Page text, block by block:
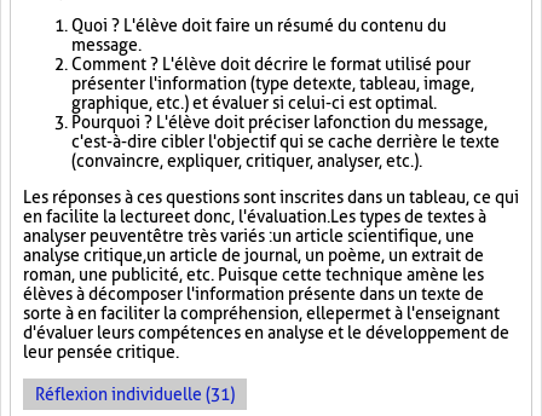
Quoi ? L'élève doit faire un résumé du contenu du
message.
Comment ? L'élève doit décrire le format utilisé pour
présenter l'information (type de texte, tableau, image,
graphique, etc.) et évaluer si celui-ci est optimal.
Pourquoi ? L'élève doit préciser la fonction du message,
c'est-à-dire cibler l'objectif qui se cache derrière le texte
(convaincre, expliquer, critiquer, analyser, etc.).
Les réponses à ces questions sont inscrites dans un tableau, ce qui
en facilite la lecture et donc, l'évaluation. Les types de textes à
analyser peuvent être très variés : un article scientifique, une
analyse critique, un article de journal, un poème, un extrait de
roman, une publicité, etc. Puisque cette technique amène les
élèves à décomposer l'information présente dans un texte de
sorte à en faciliter la compréhension, elle permet à l'enseignant
d'évaluer leurs compétences en analyse et le développement de
leur pensée critique.
Réflexion individuelle (31)